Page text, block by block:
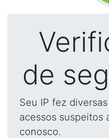
de
Seu IP fez
acessos suspeitos
conosco.